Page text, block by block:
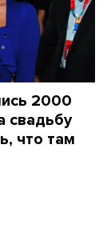
2000
свадьбу
что там